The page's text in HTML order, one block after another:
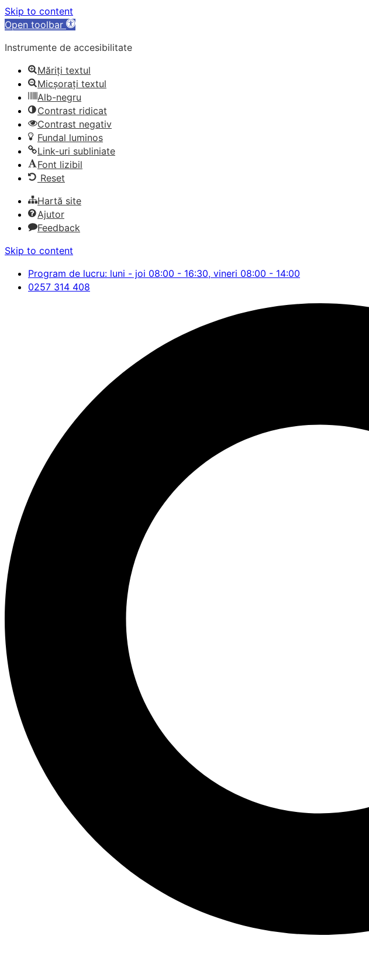
Skip to content
Open toolbar
Instrumente de accesibilitate
Măriți textul
Micșorați textul
Alb-negru
Contrast ridicat
Contrast negativ
Fundal luminos
Link-uri subliniate
Font lizibil
Reset
Hartă site
Ajutor
Feedback
Skip to content
Program de lucru: luni - joi 08:00 - 16:30, vineri 08:00 - 14:00
0257 314 408